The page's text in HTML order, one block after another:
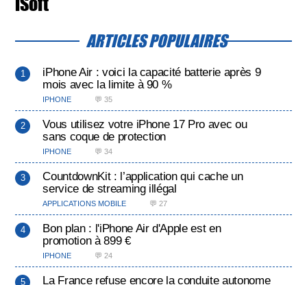
ARTICLES POPULAIRES
iPhone Air : voici la capacité batterie après 9
mois avec la limite à 90 %
IPHONE 💬 35
Vous utilisez votre iPhone 17 Pro avec ou
sans coque de protection
IPHONE 💬 34
CountdownKit : l’application qui cache un
service de streaming illégal
APPLICATIONS MOBILE 💬 27
Bon plan : l'iPhone Air d'Apple est en
promotion à 899 €
IPHONE 💬 24
La France refuse encore la conduite autonome